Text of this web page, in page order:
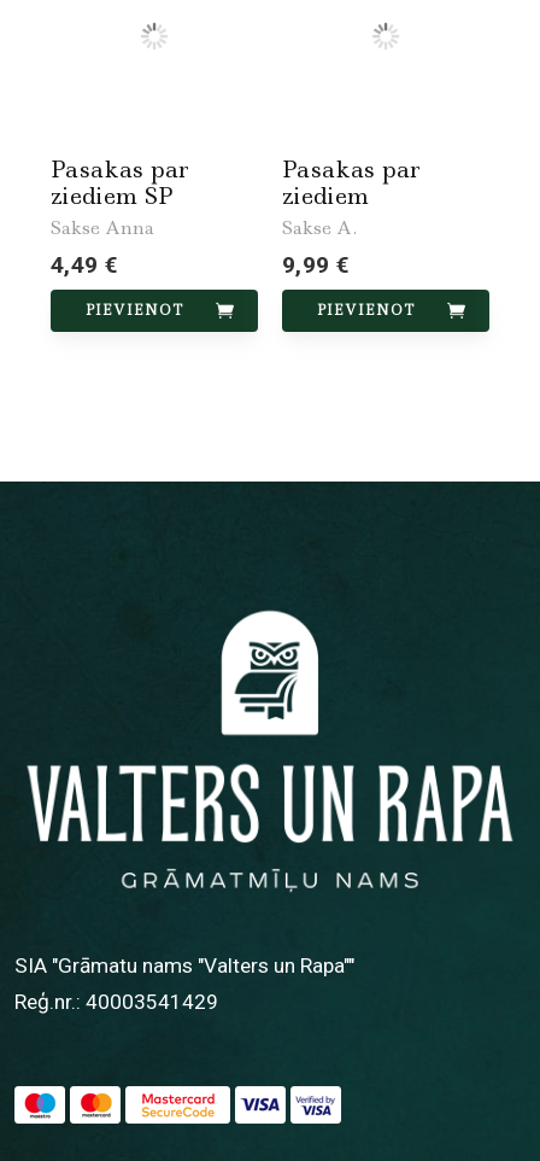
Pasakas par
ziediem SP
Sakse Anna
4,49 €
PIEVIENOT
Pasakas par
ziediem
Sakse A.
9,99 €
PIEVIENOT
SIA "Grāmatu nams "Valters un Rapa""
Reģ.nr.: 40003541429